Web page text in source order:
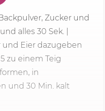
Zucker und
alles 30 Sek.
Eier dazugeben
zu einem Teig
in
und 30 Min. kalt